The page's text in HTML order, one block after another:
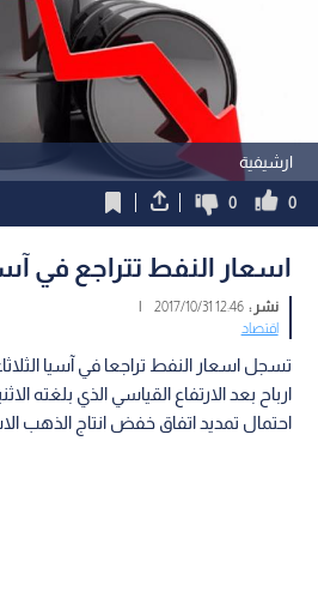
ارشيفية
0
0
اسعار النفط تتراجع في
نشر :12:46 2017/10/31
|
اقتصاد
تسجل اسعار النفط تراجعا في آسيا
ارباح بعد الارتفاع القياسي الذي بلغته
احتمال تمديد اتفاق خفض انتاج الذهب